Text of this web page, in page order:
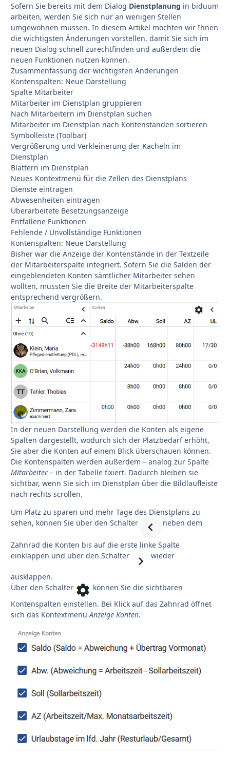
Sofern Sie bereits mit dem Dialog Dienstplanung in biduum
arbeiten, werden Sie sich nur an wenigen Stellen
umgewöhnen müssen. In diesem Artikel möchten wir Ihnen
die wichtigsten Änderungen vorstellen, damit Sie sich im
neuen Dialog schnell zurechtfinden und außerdem die
neuen Funktionen nutzen können.
Zusammenfassung der wichtigsten Änderungen
Kontenspalten: Neue Darstellung
Spalte Mitarbeiter
Mitarbeiter im Dienstplan gruppieren
Nach Mitarbeitern im Dienstplan suchen
Mitarbeiter im Dienstplan nach Kontenständen sortieren
Symbolleiste (Toolbar)
Vergrößerung und Verkleinerung der Kacheln im
Dienstplan
Blättern im Dienstplan
Neues Kontextmenü für die Zellen des Dienstplans
Dienste eintragen
Abwesenheiten eintragen
Überarbeitete Besetzungsanzeige
Entfallene Funktionen
Fehlende / Unvollständige Funktionen
Kontenspalten: Neue Darstellung
Bisher war die Anzeige der Kontenstände in der Textzeile
der Mitarbeiterspalte integriert. Sofern Sie die Salden der
eingeblendeten Konten sämtlicher Mitarbeiter sehen
wollten, mussten Sie die Breite der Mitarbeiterspalte
entsprechend vergrößern.
In der neuen Darstellung werden die Konten als eigene
Spalten dargestellt, wodurch sich der Platzbedarf erhöht,
Sie aber die Konten auf einem Blick überschauen können.
Die Kontenspalten werden außerdem – analog zur Spalte
Mitarbeiter – in der Tabelle fixiert. Dadurch bleiben sie
sichtbar, wenn Sie sich im Dienstplan über die Bildlaufleiste
nach rechts scrollen.
Um Platz zu sparen und mehr Tage des Dienstplans zu
sehen, können Sie über den Schalter
neben dem
Zahnrad die Konten bis auf die erste linke Spalte
einklappen und über den Schalter
wieder
ausklappen.
Über den Schalter
können Sie die sichtbaren
Kontenspalten einstellen. Bei Klick auf das Zahnrad öffnet
sich das KontextmenüAnzeige Konten.